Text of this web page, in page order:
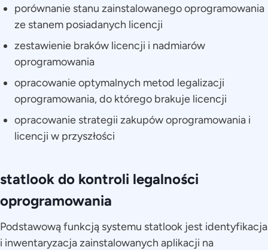
porównanie stanu zainstalowanego oprogramowania
ze stanem posiadanych licencji
zestawienie braków licencji i nadmiarów
oprogramowania
opracowanie optymalnych metod legalizacji
oprogramowania, do którego brakuje licencji
opracowanie strategii zakupów oprogramowania i
licencji w przyszłości
statlook do kontroli legalności
oprogramowania
Podstawową funkcją systemu statlook jest identyfikacja
i inwentaryzacja zainstalowanych aplikacji na